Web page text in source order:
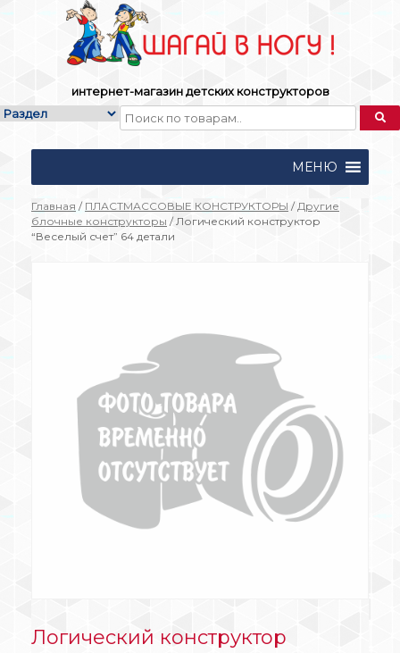
интернет-магазин детских конструкторов
МЕНЮ
Главная / ПЛАСТМАССОВЫЕ КОНСТРУКТОРЫ / Другие
блочные конструкторы / Логический конструктор
“Веселый счет” 64 детали
Логический конструктор